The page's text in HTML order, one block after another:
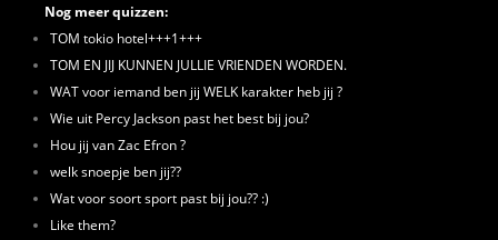
Nog meer quizzen:
TOM tokio hotel+++1+++
TOM EN JIJ KUNNEN JULLIE VRIENDEN WORDEN.
WAT voor iemand ben jij WELK karakter heb jij ?
Wie uit Percy Jackson past het best bij jou?
Hou jij van Zac Efron ?
welk snoepje ben jij??
Wat voor soort sport past bij jou?? :)
Like them?